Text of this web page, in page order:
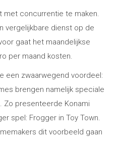
met concurrentie te maken.
vergelijkbare dienst op de
gaat het maandelijkse
per maand kosten.
een zwaarwegend voordeel:
brengen namelijk speciale
Zo presenteerde Konami
spel: Frogger in Toy Town.
dit voorbeeld gaan